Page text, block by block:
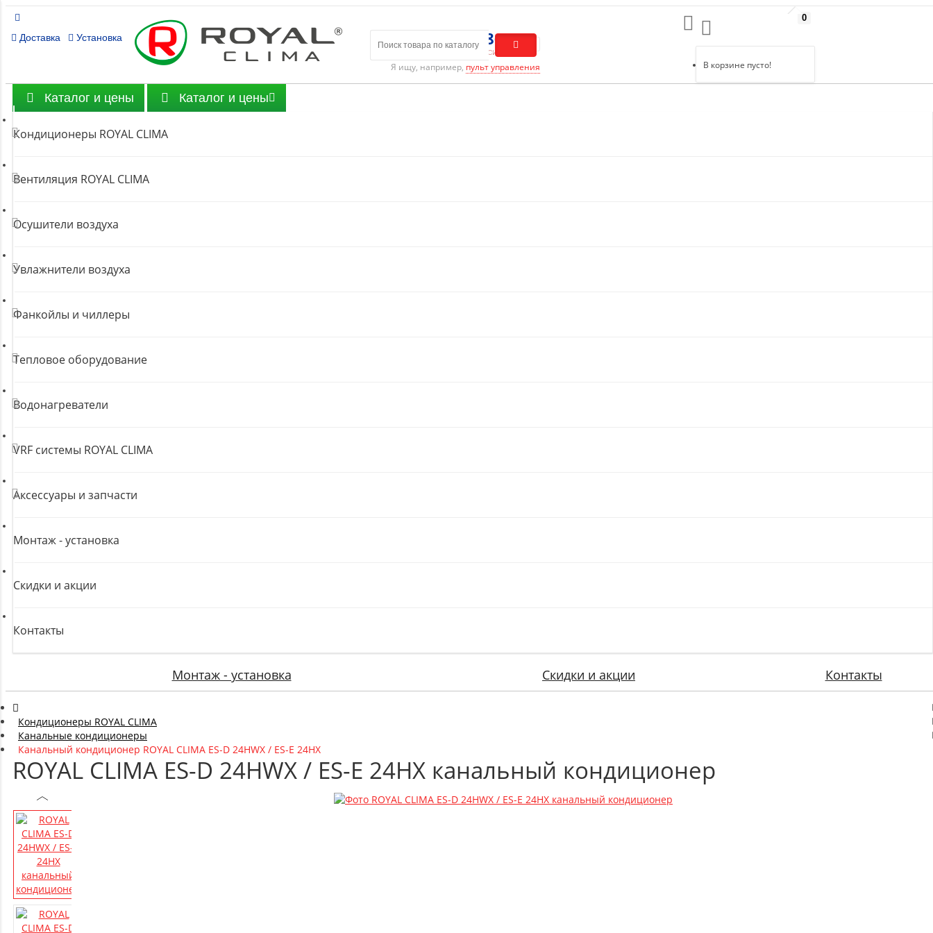
Доставка Установка 8 (800) 301-01-86
Бесплатный звонок по России
Я ищу, например, пульт управления
0
В корзине пусто!
Каталог и цены Каталог и цены
Кондиционеры ROYAL CLIMA
Вентиляция ROYAL CLIMA
Осушители воздуха
Увлажнители воздуха
Фанкойлы и чиллеры
Тепловое оборудование
Водонагреватели
VRF системы ROYAL CLIMA
Аксессуары и запчасти
Монтаж - установка
Скидки и акции
Контакты
Монтаж - установка Скидки и акции Контакты
Кондиционеры ROYAL CLIMA
Канальные кондиционеры
Канальный кондиционер ROYAL CLIMA ES-D 24HWX / ES-E 24HX
ROYAL CLIMA ES-D 24HWX / ES-E 24HX канальный кондиционер